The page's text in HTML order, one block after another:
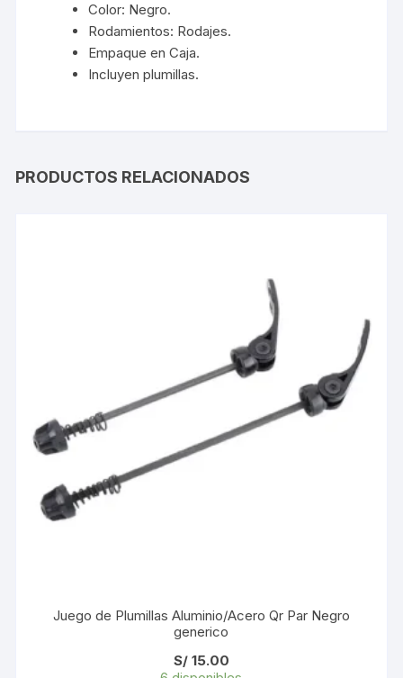
Color: Negro.
Rodamientos: Rodajes.
Empaque en Caja.
Incluyen plumillas.
PRODUCTOS RELACIONADOS
Juego de Plumillas Aluminio/Acero Qr Par Negro
generico
S/15.00